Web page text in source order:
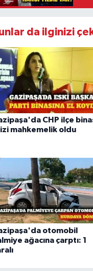
da ilginizi
CHP ilçe
mahkemelik oldu
otomobil
ağacına çarptı: 1